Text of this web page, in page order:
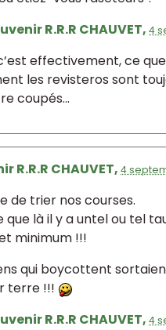
R.R.R CHAUVET, 4
effectivement, ce que
les revisteros sont
coupés...
R.R.R CHAUVET, 4
de trier nos courses.
là il y a untel ou tel
minimum !!!
qui boycottent
terre !!!
R.R.R CHAUVET, 4